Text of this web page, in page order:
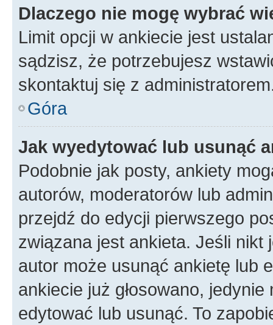
Dlaczego nie mogę wybrać
Limit opcji w ankiecie jest
sądzisz, że potrzebujesz
skontaktuj się z
Góra
Jak wyedytować lub usunąć
Podobnie jak posty, ankiety
autorów, moderatorów lub
przejdź do edycji pierwszego
związana jest ankieta. Jeśli nikt
autor może usunąć ankietę lub
ankiecie już głosowano,
edytować lub usunąć. To